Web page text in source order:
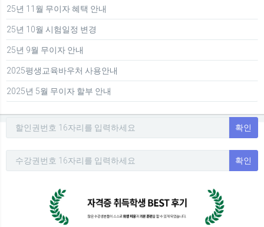
25년 11월 무이자 혜택 안내
25년 10월 시험일정 변경
25년 9월 무이자 안내
2025평생교육바우처 사용안내
2025년 5월 무이자 할부 안내
확인
확인